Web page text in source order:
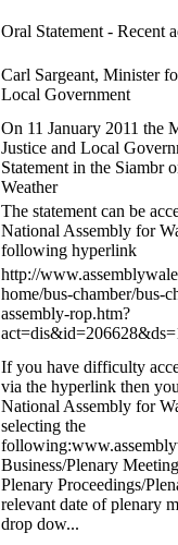
Oral Statement - Recent
Carl Sargeant, Minister
Local Government
On 11 January 2011 the
Justice and Local
Statement in the Siambr
Weather
The statement can be
National Assembly for
following hyperlink
http://
home/bus-chamber/bus-
assembly-rop.htm?
If you have difficulty
via the hyperlink then
National Assembly for
selecting the
Business/Plenary
Plenary Proceedings/
relevant date of plenary
drop dow...